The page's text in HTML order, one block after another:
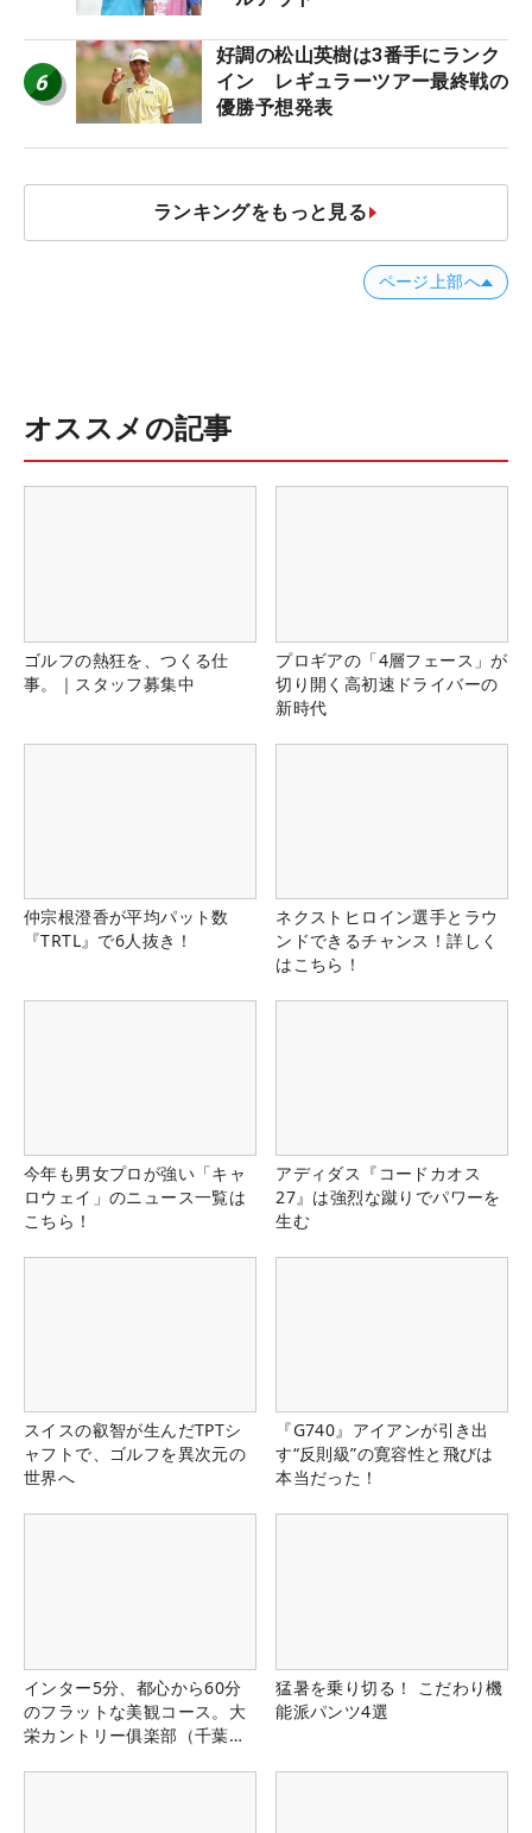
6
好調の松山英樹は3番手にランク
イン レギュラーツアー最終戦の
優勝予想発表
ランキングをもっと見る
ページ上部へ
オススメの記事
ゴルフの熱狂を、つくる仕
事。｜スタッフ募集中
プロギアの「4層フェース」が
切り開く高初速ドライバーの
新時代
仲宗根澄香が平均パット数
『TRTL』で6人抜き！
ネクストヒロイン選手とラウ
ンドできるチャンス！詳しく
はこちら！
今年も男女プロが強い「キャ
ロウェイ」のニュース一覧は
こちら！
アディダス『コードカオス
27』は強烈な蹴りでパワーを
生む
スイスの叡智が生んだTPTシ
ャフトで、ゴルフを異次元の
世界へ
『G740』アイアンが引き出
す“反則級”の寛容性と飛びは
本当だった！
インター5分、都心から60分
のフラットな美観コース。大
栄カントリー俱楽部（千葉
猛暑を乗り切る！ こだわり機
能派パンツ4選